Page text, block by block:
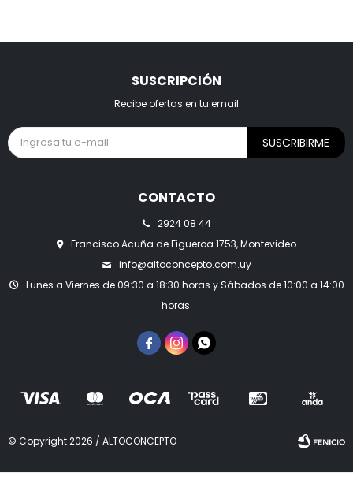
CONTACTO
2924 08 44
Francisco Acuña de Figueroa 1753, Montevideo
info@altoconcepto.com.uy
Lunes a Viernes de 09:30 a 18:30 horas y Sábados de 10:00 a 14:00
horas.
  
SUSCRIPCIÓN
Recibe ofertas en tu email
SUSCRIBIRME
© Copyright 2026 / ALTOCONCEPTO